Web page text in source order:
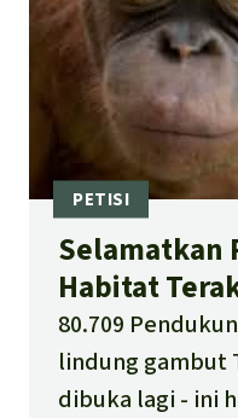
Selamatkan
Habitat
80.709
lindung gambut
dibuka lagi - ini